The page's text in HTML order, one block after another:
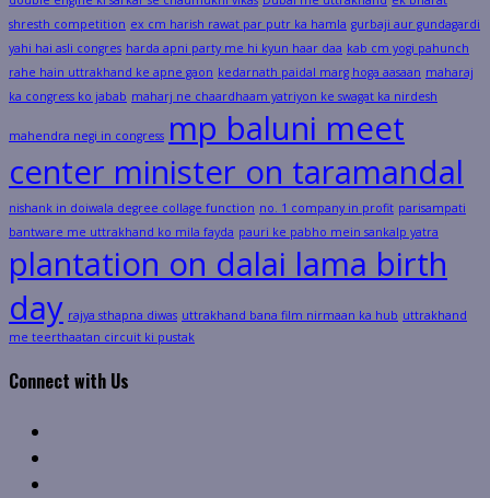
shresth competition ex cm harish rawat par putr ka hamla gurbaji aur gundagardi
yahi hai asli congres harda apni party me hi kyun haar daa kab cm yogi pahunch
rahe hain uttrakhand ke apne gaon kedarnath paidal marg hoga aasaan maharaj
ka congress ko jabab maharj ne chaardhaam yatriyon ke swagat ka nirdesh
mahendra negi in congress mp baluni meet
center minister on taramandal
nishank in doiwala degree collage function no. 1 company in profit parisampati
bantware me uttrakhand ko mila fayda pauri ke pabho mein sankalp yatra
plantation on dalai lama birth
day rajya sthapna diwas uttrakhand bana film nirmaan ka hub uttrakhand
me teerthaatan circuit ki pustak
Connect with Us